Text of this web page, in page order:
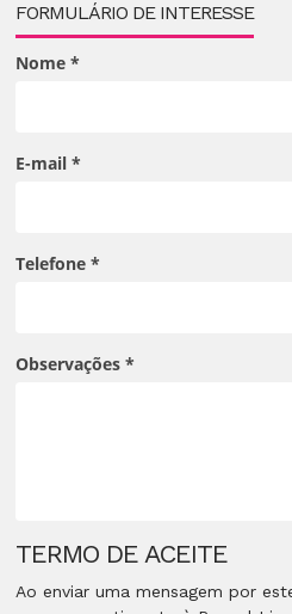
FORMULÁRIO DE INTERESSE
Nome *
E-mail *
Telefone *
Observações *
TERMO DE ACEITE
Ao enviar uma mensagem por